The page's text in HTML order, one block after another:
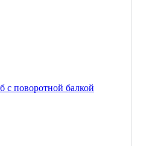
с поворотной балкой